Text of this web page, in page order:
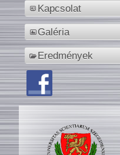
Kapcsolat
Galéria
Eredmények